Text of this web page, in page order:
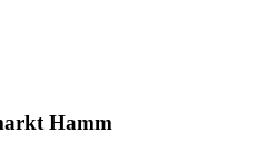
Hamm